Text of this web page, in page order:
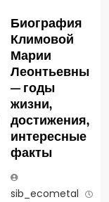
Биография
Климовой
Марии
Леонтьевны
— годы
жизни,
достижения,
интересные
факты
sib_ecometal